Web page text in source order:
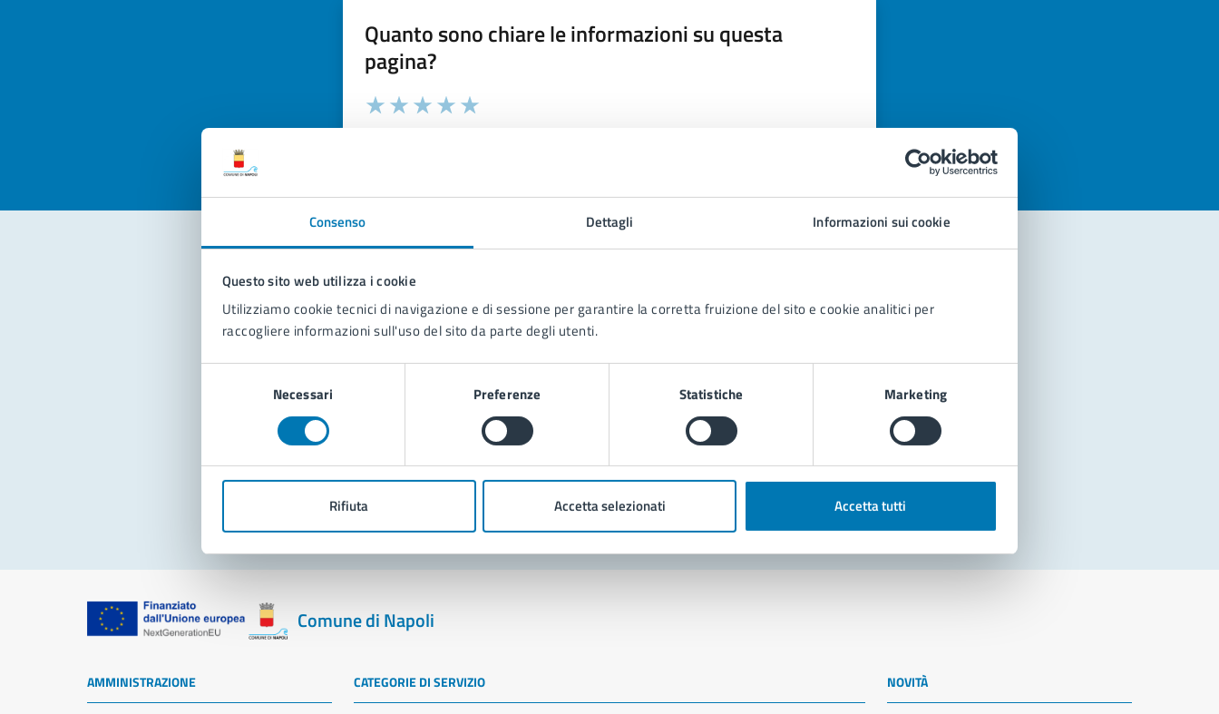
Consenso Dettagli Informazioni sui cookie
Questo sito web utilizza i cookie
Utilizziamo cookie tecnici di navigazione e di sessione per garantire la corretta fruizione del sito e cookie analitici per
raccogliere informazioni sull'uso del sito da parte degli utenti.
Necessari Preferenze Statistiche Marketing
Rifiuta Accetta selezionati Accetta tutti
Quanto sono chiare le informazioni su questa
pagina?
Valuta la chiarezza delle informazioni (da 1 a 5 stelle)
Seleziona il numero di stelle per valutare la chiarezza delle informazioni
Contatta il comune
Leggi le domande frequenti
Richiedi assistenza
Prenota appuntamento
Problemi in città
Comune di Napoli
AMMINISTRAZIONE CATEGORIE DI SERVIZIO NOVITÀ